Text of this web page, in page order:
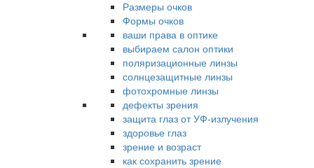
Размеры очков
Формы очков
ваши права в оптике
выбираем салон оптики
поляризационные линзы
солнцезащитные линзы
фотохромные линзы
дефекты зрения
защита глаз от УФ-излучения
здоровье глаз
зрение и возраст
как сохранить зрение